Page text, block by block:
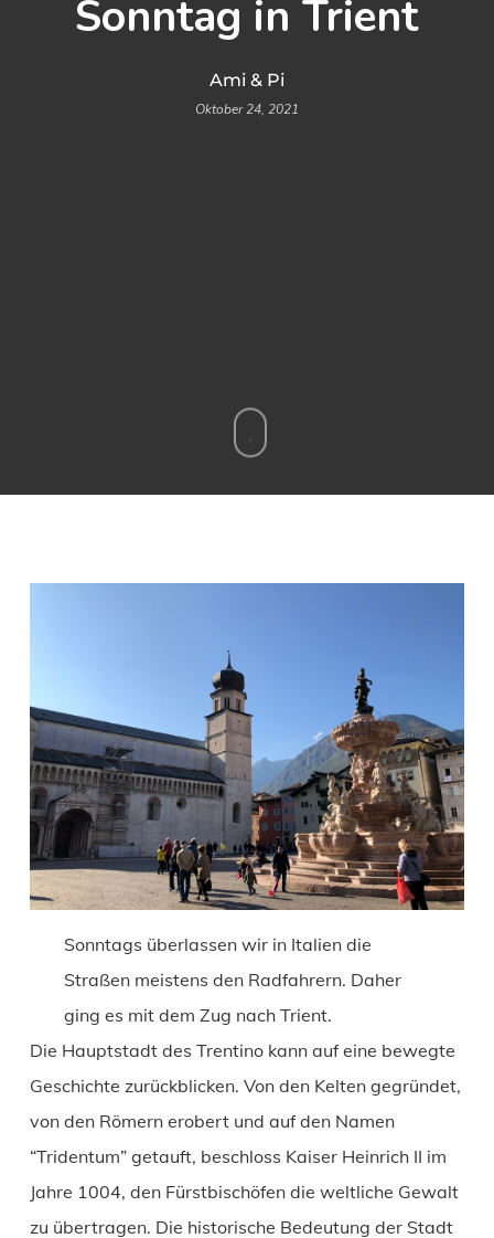
Sonntag in Trient
Ami & Pi
Oktober 24, 2021
Sonntags überlassen wir in Italien die
Straßen meistens den Radfahrern. Daher
ging es mit dem Zug nach Trient.
Die Hauptstadt des Trentino kann auf eine bewegte
Geschichte zurückblicken. Von den Kelten gegründet,
von den Römern erobert und auf den Namen
“Tridentum” getauft, beschloss Kaiser Heinrich II im
Jahre 1004, den Fürstbischöfen die weltliche Gewalt
zu übertragen. Die historische Bedeutung der Stadt